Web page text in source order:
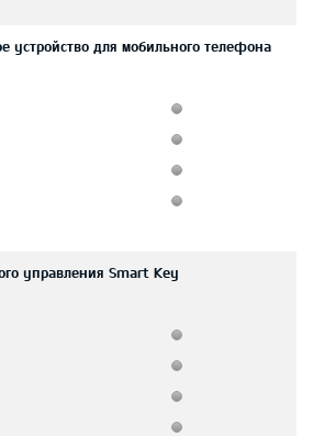
устройство для мобильного телефона
управления Smart Key